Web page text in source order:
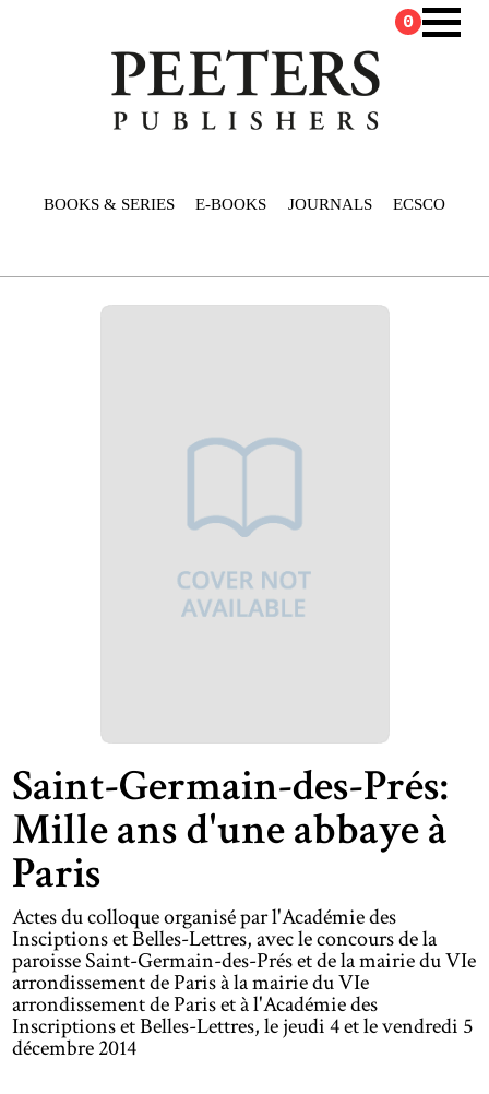
BOOKS & SERIES E-BOOKS JOURNALS ECSCO
0
Saint-Germain-des-Prés:
Mille ans d'une abbaye à
Paris
Actes du colloque organisé par l'Académie des
Insciptions et Belles-Lettres, avec le concours de la
paroisse Saint-Germain-des-Prés et de la mairie du VIe
arrondissement de Paris à la mairie du VIe
arrondissement de Paris et à l'Académie des
Inscriptions et Belles-Lettres, le jeudi 4 et le vendredi 5
décembre 2014